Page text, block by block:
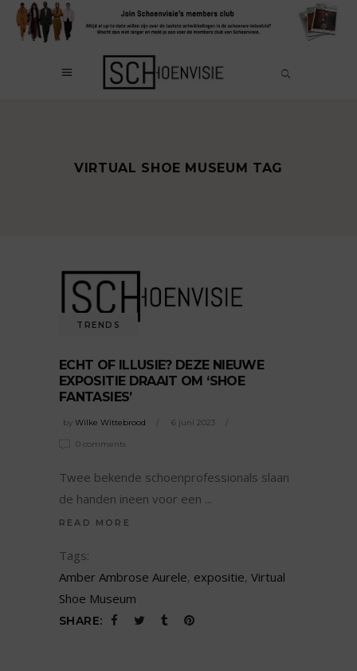
VIRTUAL SHOE MUSEUM TAG
TRENDS
ECHT OF ILLUSIE? DEZE NIEUWE
EXPOSITIE DRAAIT OM ‘SHOE
FANTASIES’
by Wilke Wittebrood 6 juni 2023
0 comments
Twee bekende schoenprofessionals slaan
de handen ineen voor een
READ MORE
Tags:
Amber Ambrose Aurele, expositie, Virtual
Shoe Museum
SHARE: